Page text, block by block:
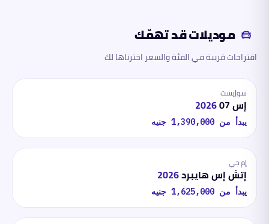
موديلات قد تهمّك
اقتراحات قريبة في الفئة والسعر اخترناها لك
سوإيست
إس 07 2026
يبدأ من 1,390,000 جنيه
إم جي
إتش إس هايبرد2026
يبدأ من 1,625,000 جنيه